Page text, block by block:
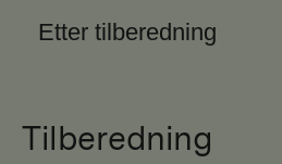
Etter tilberedning
Tilberedning